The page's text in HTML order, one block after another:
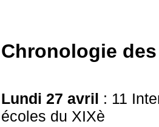
Chronologie
Lundi 27 avril : 11
écoles du XIXè